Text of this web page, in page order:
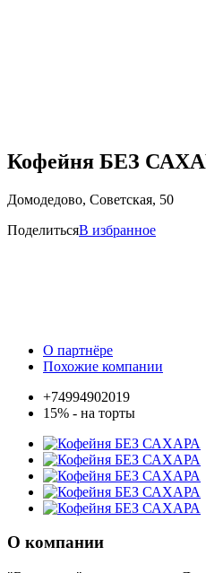
Кофейня БЕЗ
Домодедово, Советская, 50
ПоделитьсяВ избранное
О партнёре
Похожие компании
+74994902019
15% - на торты
О компании